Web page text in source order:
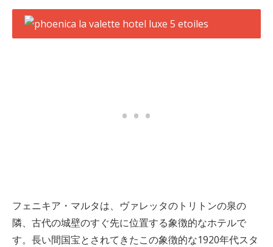
フェニキア・マルタは、ヴァレッタのトリトンの泉の
隣、古代の城壁のすぐ先に位置する象徴的なホテルで
す。長い間国宝とされてきたこの象徴的な1920年代スタ